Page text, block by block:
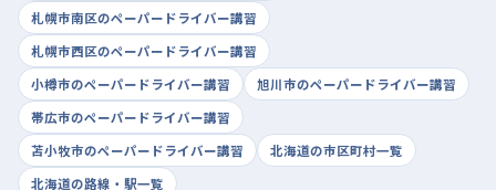
札幌市南区のペーパードライバー講習
札幌市西区のペーパードライバー講習
小樽市のペーパードライバー講習
旭川市のペーパードライバー講習
帯広市のペーパードライバー講習
苫小牧市のペーパードライバー講習
北海道の市区町村一覧
北海道の路線・駅一覧